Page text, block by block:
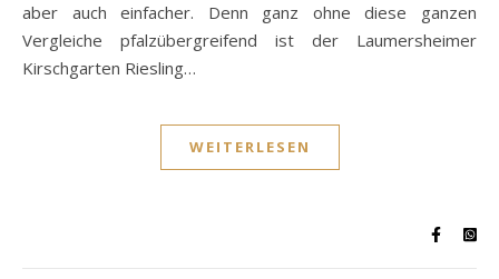
aber auch einfacher. Denn ganz ohne diese ganzen
Vergleiche pfalzübergreifend ist der Laumersheimer
Kirschgarten Riesling…
WEITERLESEN